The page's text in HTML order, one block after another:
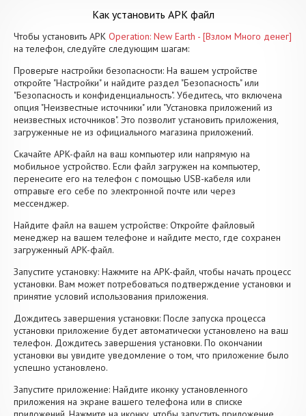
Как установить APK файл
Чтобы установить APK Operation: New Earth - [Взлом Много денег]
на телефон, следуйте следующим шагам:
Проверьте настройки безопасности: На вашем устройстве
откройте "Настройки" и найдите раздел "Безопасность" или
"Безопасность и конфиденциальность". Убедитесь, что включена
опция "Неизвестные источники" или "Установка приложений из
неизвестных источников". Это позволит установить приложения,
загруженные не из официального магазина приложений.
Скачайте APK-файл на ваш компьютер или напрямую на
мобильное устройство. Если файл загружен на компьютер,
перенесите его на телефон с помощью USB-кабеля или
отправьте его себе по электронной почте или через
мессенджер.
Найдите файл на вашем устройстве: Откройте файловый
менеджер на вашем телефоне и найдите место, где сохранен
загруженный APK-файл.
Запустите установку: Нажмите на APK-файл, чтобы начать процесс
установки. Вам может потребоваться подтверждение установки и
принятие условий использования приложения.
Дождитесь завершения установки: После запуска процесса
установки приложение будет автоматически установлено на ваш
телефон. Дождитесь завершения установки. По окончании
установки вы увидите уведомление о том, что приложение было
успешно установлено.
Запустите приложение: Найдите иконку установленного
приложения на экране вашего телефона или в списке